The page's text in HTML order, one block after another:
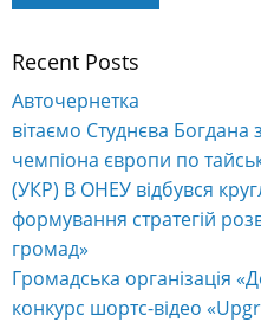
Alternative:
Recent Posts
Авточернетка
вітаємо Студнєва
чемпіона європи по
(УКР) В ОНЕУ відбувся
формування стратегій
громад»
Громадська організація
конкурс шортс-відео